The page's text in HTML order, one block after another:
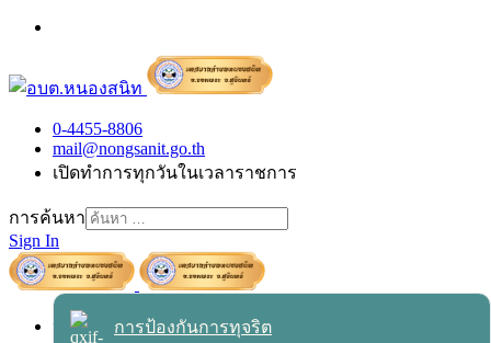
0-4455-8806
mail@nongsanit.go.th
เปิดทำการทุกวันในเวลาราชการ
การค้นหา
Sign In
หน้าหลักการป้องกันการทุจริต